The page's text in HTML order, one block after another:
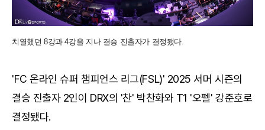
치열했던 8강과 4강을 지나 결승 진출자가 결정됐다.
'FC 온라인 슈퍼 챔피언스 리그(FSL)' 2025 서머 시즌의
결승 진출자 2인이 DRX의 '찬' 박찬화와 T1 '오펠' 강준호로
결정됐다.